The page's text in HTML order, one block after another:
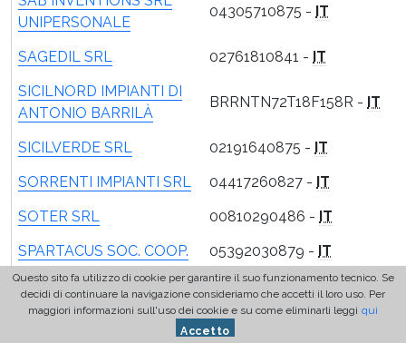
UNIPERSONALE
04305710875 - IT
SAGEDIL SRL 02761810841 - IT
SICILNORD IMPIANTI DI
ANTONIO BARRILÀ
BRRNTN72T18F158R - IT
SICILVERDE SRL 02191640875 - IT
SORRENTI IMPIANTI SRL
04417260827 - IT
SOTER SRL
00810290486 - IT
SPARTACUS SOC. COOP.
05392030879 - IT
TECNO EDIL PROJECT
SRL
01921050850 - IT
Questo sito fa utilizzo di cookie per garantire il suo funzionamento tecnico. Se
decidi di continuare la navigazione consideriamo che accetti il loro uso. Per
maggiori informazioni sull'uso dei cookie e su come eliminarli leggi qui
Accetto